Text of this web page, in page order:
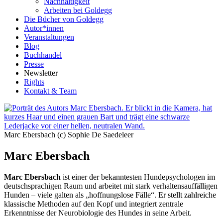
Arbeiten bei Goldegg
Die Bücher von Goldegg
Autor*innen
Veranstaltungen
Blog
Buchhandel
Presse
Newsletter
Rights
Kontakt & Team
Marc Ebersbach (c) Sophie De Saedeleer
Marc Ebersbach
Marc Ebersbach ist einer der bekanntesten Hundepsychologen im
deutschsprachigen Raum und arbeitet mit stark verhaltensauffälligen
Hunden – viele galten als „hoffnungslose Fälle“. Er stellt zahlreiche
klassische Methoden auf den Kopf und integriert zentrale
Erkenntnisse der Neurobiologie des Hundes in seine Arbeit.